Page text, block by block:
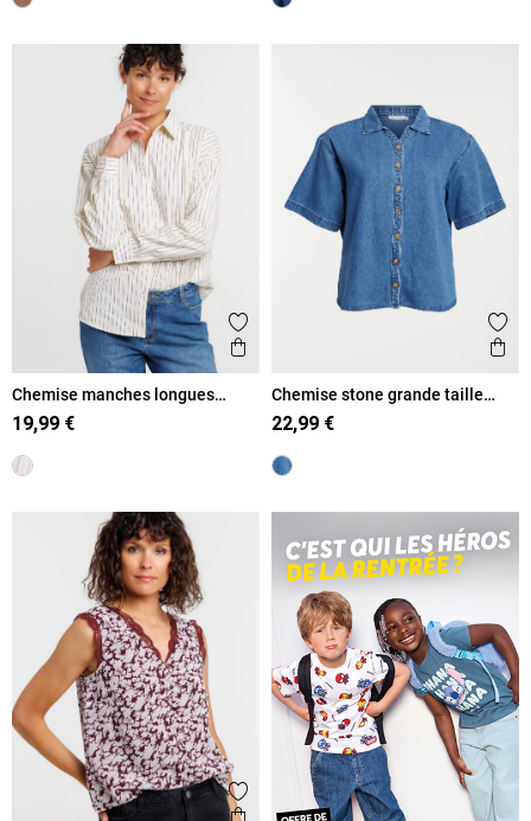
Ajouter aux favoris
Aperçu rapide
Chemise manches longues
rayée femme
19,99 €
Chemise stone grande taille
femme
22,99 €
Ajouter aux favoris